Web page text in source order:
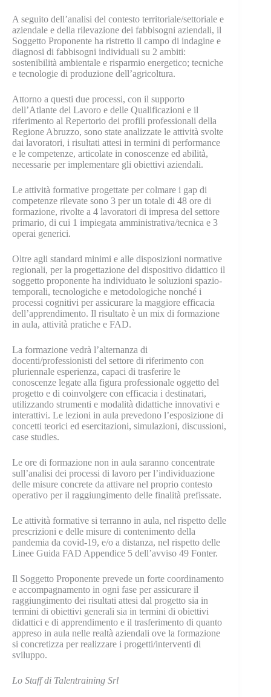
A seguito dell’analisi del contesto territoriale/settoriale e
aziendale e della rilevazione dei fabbisogni aziendali, il
Soggetto Proponente ha ristretto il campo di indagine e
diagnosi di fabbisogni individuali su 2 ambiti:
sostenibilità ambientale e risparmio energetico; tecniche
e tecnologie di produzione dell’agricoltura.
Attorno a questi due processi, con il supporto
dell’Atlante del Lavoro e delle Qualificazioni e il
riferimento al Repertorio dei profili professionali della
Regione Abruzzo, sono state analizzate le attività svolte
dai lavoratori, i risultati attesi in termini di performance
e le competenze, articolate in conoscenze ed abilità,
necessarie per implementare gli obiettivi aziendali.
Le attività formative progettate per colmare i gap di
competenze rilevate sono 3 per un totale di 48 ore di
formazione, rivolte a 4 lavoratori di impresa del settore
primario, di cui 1 impiegata amministrativa/tecnica e 3
operai generici.
Oltre agli standard minimi e alle disposizioni normative
regionali, per la progettazione del dispositivo didattico il
soggetto proponente ha individuato le soluzioni spazio-
temporali, tecnologiche e metodologiche nonché i
processi cognitivi per assicurare la maggiore efficacia
dell’apprendimento. Il risultato è un mix di formazione
in aula, attività pratiche e FAD.
La formazione vedrà l’alternanza di
docenti/professionisti del settore di riferimento con
pluriennale esperienza, capaci di trasferire le
conoscenze legate alla figura professionale oggetto del
progetto e di coinvolgere con efficacia i destinatari,
utilizzando strumenti e modalità didattiche innovativi e
interattivi. Le lezioni in aula prevedono l’esposizione di
concetti teorici ed esercitazioni, simulazioni, discussioni,
case studies.
Le ore di formazione non in aula saranno concentrate
sull’analisi dei processi di lavoro per l’individuazione
delle misure concrete da attivare nel proprio contesto
operativo per il raggiungimento delle finalità prefissate.
Le attività formative si terranno in aula, nel rispetto delle
prescrizioni e delle misure di contenimento della
pandemia da covid-19, e/o a distanza, nel rispetto delle
Linee Guida FAD Appendice 5 dell’avviso 49 Fonter.
Il Soggetto Proponente prevede un forte coordinamento
e accompagnamento in ogni fase per assicurare il
raggiungimento dei risultati attesi dal progetto sia in
termini di obiettivi generali sia in termini di obiettivi
didattici e di apprendimento e il trasferimento di quanto
appreso in aula nelle realtà aziendali ove la formazione
si concretizza per realizzare i progetti/interventi di
sviluppo.
Lo Staff di Talentraining Srl